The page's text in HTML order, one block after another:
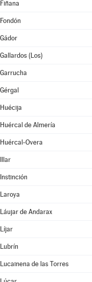
Fiñana
Fondón
Gádor
Gallardos (Los)
Garrucha
Gérgal
Huécija
Huércal de Almería
Huércal-Overa
Illar
Instinción
Laroya
Láujar de Andarax
Líjar
Lubrín
Lucainena de las Torres